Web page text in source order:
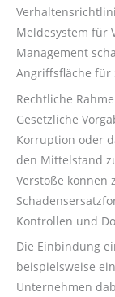
Meldesystem für
Management
Angriffsfläche für
Rechtliche
Gesetzliche
Korruption oder
den Mittelstand
Verstöße können
Kontrollen und
Die Einbindung
beispielsweise
Unternehmen